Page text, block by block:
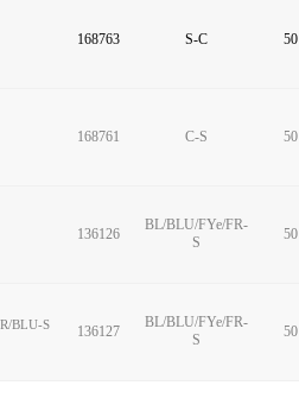
168763 S-C 50
168761 C-S 50
136126
BL/BLU/FYe/FR-
S
50
BLU-S
136127
BL/BLU/FYe/FR-
S
50